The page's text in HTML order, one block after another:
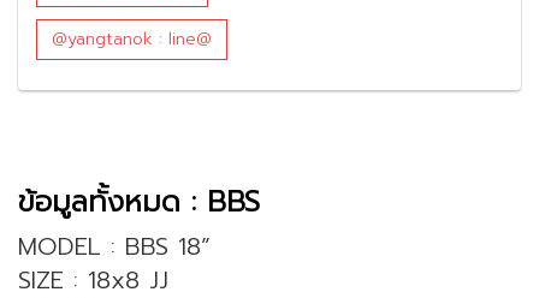
@yangtanok : line@
ข้อมูลทั้งหมด : BBS
MODEL : BBS 18”
SIZE : 18x8 JJ